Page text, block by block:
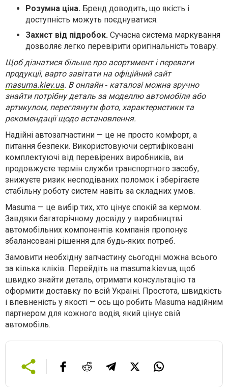
Розумна ціна. Бренд доводить, що якість і
доступність можуть поєднуватися.
Захист від підробок. Сучасна система маркування
дозволяє легко перевірити оригінальність товару.
Щоб дізнатися більше про асортимент і переваги
продукції, варто завітати на офіційний сайт
masuma.kiev.ua. В онлайн ‑ каталозіможна зручно
знайти потрібнудеталь за моделлю автомобіля або
артикулом, переглянути фото, характеристики та
рекомендації щодо встановлення.
Надійні автозапчастини — це не просто комфорт, а
питання безпеки. Використовуючи сертифіковані
комплектуючі від перевірених виробників, ви
продовжуєте термін служби транспортного засобу,
знижуєте ризик несподіваних поломок і зберігаєте
стабільну роботу систем навіть за складних умов.
Masuma — це вибір тих, хто цінує спокій за кермом.
Завдяки багаторічному досвіду у виробництві
автомобільних компонентів компанія пропонує
збалансовані рішення для будь‑яких потреб.
Замовити необхідну запчастину сьогодні можна всього
за кілька кліків. Перейдіть на masuma.kiev.ua, щоб
швидко знайти деталь, отримати консультацію та
оформити доставку по всій Україні. Простота, швидкість
і впевненість у якості — ось що робить Masuma надійним
партнером для кожного водія, який цінує свій
автомобіль.